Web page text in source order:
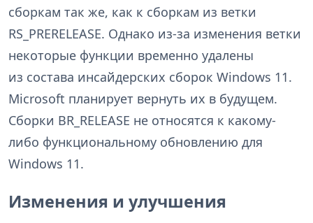
сборкам так же, как к сборкам из ветки
RS_PRERELEASE. Однако из-за изменения ветки
некоторые функции временно удалены
из состава инсайдерских сборок Windows 11.
Microsoft планирует вернуть их в будущем.
Сборки BR_RELEASE не относятся к какому-
либо функциональному обновлению для
Windows 11.
Изменения и улучшения